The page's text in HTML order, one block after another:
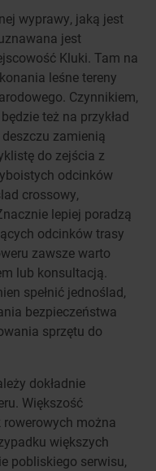
wyprawy, jaką jest
jest
Kluki. Tam na
leśne tereny
Czynnikiem,
też na przykład
zamienią
do zejścia z
odcinków
crossowy,
lepiej poradzą
odcinków trasy
zawsze warto
lub konsultacją.
spełnić jednoślad,
bezpieczeństwa
sprzętu do
dokładnie
Większość
można
większych
pobliskiego serwisu,